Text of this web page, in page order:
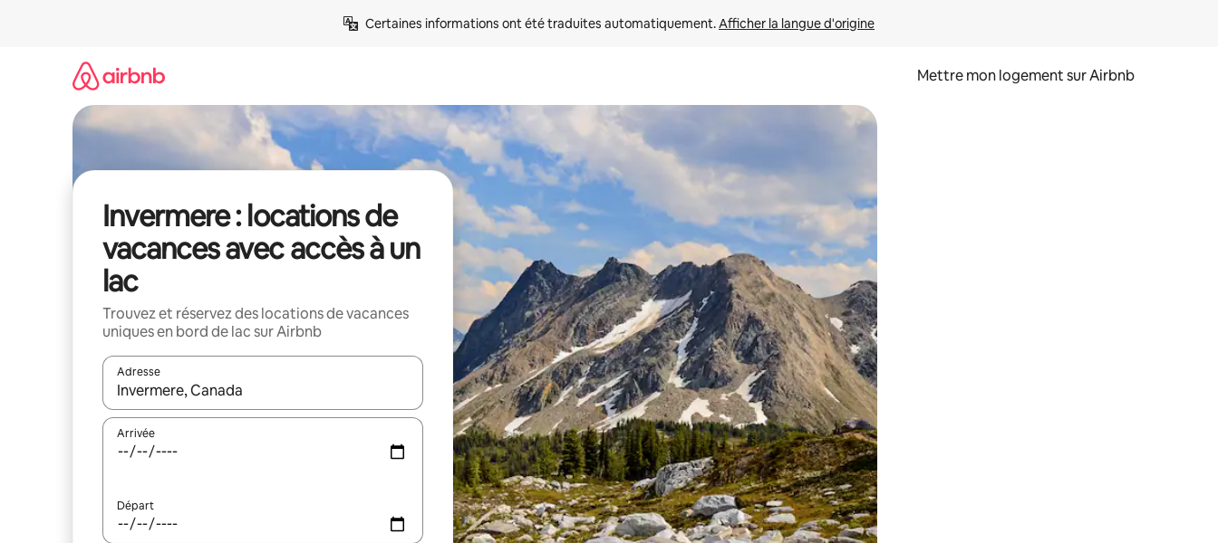
Certaines informations ont été traduites automatiquement. Afficher la langue d'origine
Mettre mon logement sur Airbnb
Invermere : locations de
vacances avec accès à un
lac
Trouvez et réservez des locations de vacances
uniques en bord de lac sur Airbnb
Adresse
Lorsque les résultats s'affichent, utilisez les flèches vers le haut et vers le bas pour les parcourir ou en appuyant et en faisant glisser.
Arrivée
Départ